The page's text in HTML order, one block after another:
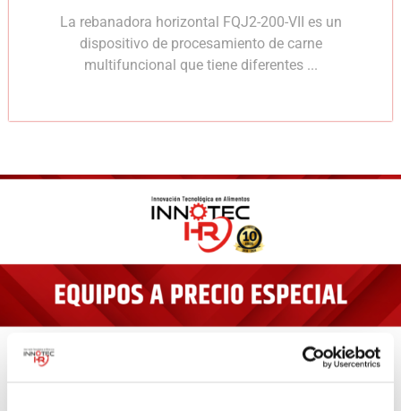
La rebanadora horizontal FQJ2-200-VII es un
dispositivo de procesamiento de carne
multifuncional que tiene diferentes ...